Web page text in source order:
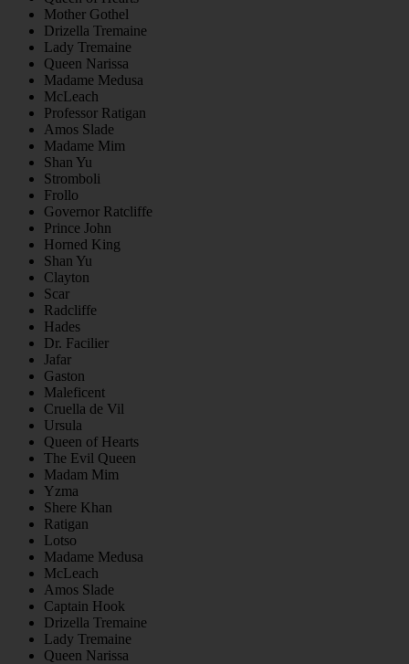
Mother Gothel
Drizella Tremaine
Lady Tremaine
Queen Narissa
Madame Medusa
McLeach
Professor Ratigan
Amos Slade
Madame Mim
Shan Yu
Stromboli
Frollo
Governor Ratcliffe
Prince John
Horned King
Shan Yu
Clayton
Scar
Radcliffe
Hades
Dr. Facilier
Jafar
Gaston
Maleficent
Cruella de Vil
Ursula
Queen of Hearts
The Evil Queen
Madam Mim
Yzma
Shere Khan
Ratigan
Lotso
Madame Medusa
McLeach
Amos Slade
Captain Hook
Drizella Tremaine
Lady Tremaine
Queen Narissa